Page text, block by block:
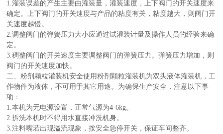
1.灌装误差的产生主要由灌装量，灌装速度，上下阀门的开关速度来
确定。上下阀门的开关速度与产品的粘度有关，粘度越大，则阀门开
关速度越慢。
2.调整阀门的弹簧压力大小应通过试灌装计量及操作人员的经验来确
定。
3.稠整阀门的开关速度主要调整阀门的弹簧压力。弹簧压力增加，则
阀门的开关速度加快。
二、粉剂颗粒灌装机安全使用粉剂颗粒灌装机为双头液体灌装机，工
作物件为液体，不可用于其它用途。为确保生产安全，注意以下事
项：
1.本机为无电源设置，正常气源为4-6kg。
2.拆洗本机时不得用水直接冲洗机身。
3.注料嘴若出现溢流现象，按安全急停开关，保证车间整齐。